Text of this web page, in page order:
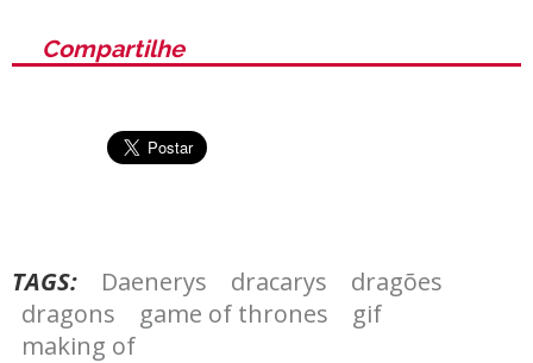
Compartilhe
TAGS: Daenerys dracarys
dragões
dragons
game of thrones
gif
making of